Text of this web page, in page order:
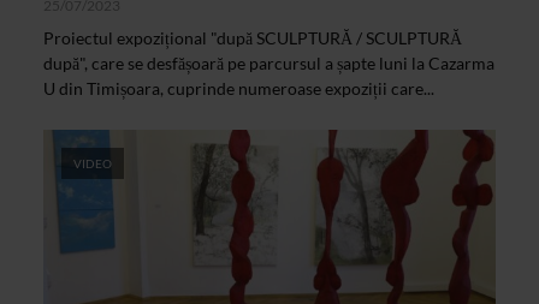
25/07/2023
Proiectul expozițional "după SCULPTURĂ / SCULPTURĂ
după", care se desfășoară pe parcursul a șapte luni la Cazarma
U din Timișoara, cuprinde numeroase expoziții care...
VIDEO